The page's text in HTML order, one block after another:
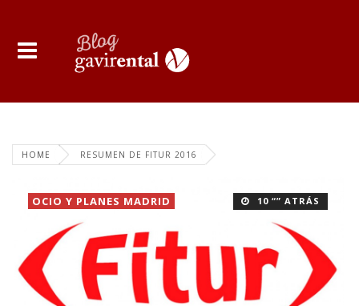
HOME RESUMEN DE FITUR 2016
10 “” ATRÁS
OCIO Y PLANES MADRID